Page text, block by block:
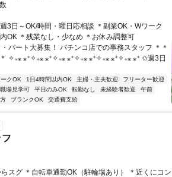
3日～OK/時間・曜日応相談 ＊副業OK・Wワーク
OK ＊残業なし・少なめ ＊お休み調整可
パート大募集！ パチンコ店での事務スタッフ ＊＊
✧₊⁎ ⁎⁺✧₊⁎ ⁎⁺✧₊⁎ ⁎⁺✧₊⁎ ⁎⁺✧₊⁎ ⁎⁺✧₊⁎ ⁎⁺ ✩週3日
クOK 1日4時間以内OK 主婦・主夫歓迎
フリーター歓迎
職場見学可 平日のみOK 転勤なし 未経験者歓迎
午前
ブランクOK 交通費支給
スグ ＊自転車通勤OK（駐輪場あり） ＊近くにコン